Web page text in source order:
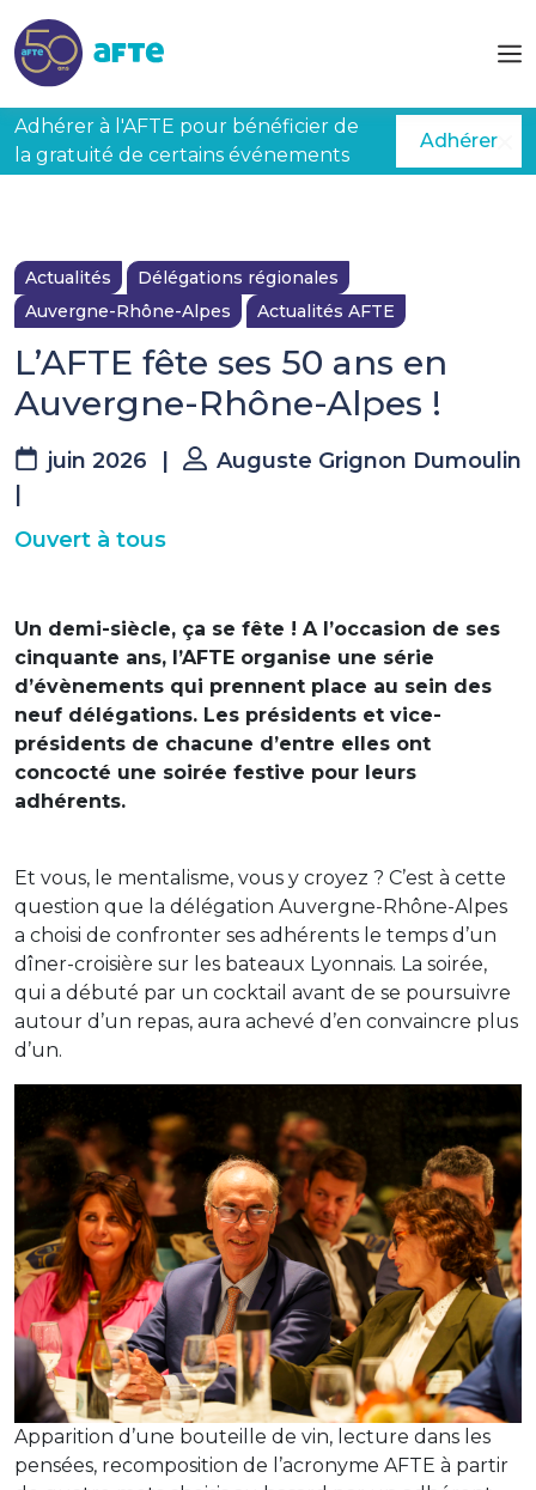
Adhérer à l'AFTE pour bénéficier de
la gratuité de certains événements
Adhérer
Actualités
Délégations régionales
Auvergne-Rhône-Alpes
Actualités AFTE
L’AFTE fête ses 50 ans en
Auvergne-Rhône-Alpes !
juin 2026
Auguste Grignon Dumoulin
Ouvert à tous
Un demi-siècle, ça se fête ! A l’occasion de ses
cinquante ans, l’AFTE organise une série
d’évènements qui prennent place au sein des
neuf délégations. Les présidents et vice-
présidents de chacune d’entre elles ont
concocté une soirée festive pour leurs
adhérents.
Et vous, le mentalisme, vous y croyez ? C’est à cette
question que la délégation Auvergne-Rhône-Alpes
a choisi de confronter ses adhérents le temps d’un
dîner-croisière sur les bateaux Lyonnais. La soirée,
qui a débuté par un cocktail avant de se poursuivre
autour d’un repas, aura achevé d’en convaincre plus
d’un.
Apparition d’une bouteille de vin, lecture dans les
pensées, recomposition de l’acronyme AFTE à partir